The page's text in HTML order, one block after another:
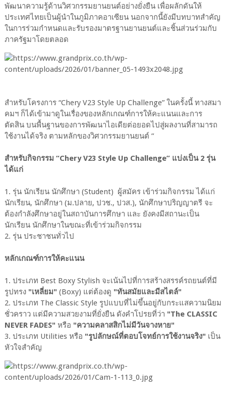
พัฒนาความรู้ด้านวิศวกรรมยานยนต์อย่างยั่งยืน เพื่อผลักดันให้
ประเทศไทยเป็นผู้นำในภูมิภาคอาเซียน นอกจากนี้ยังมีบทบาทสำคัญ
ในการร่วมกำหนดและรับรองมาตรฐานยานยนต์และชิ้นส่วนร่วมกับ
ภาครัฐมาโดยตลอด
สำหรับโครงการ “Chery V23 Style Up Challenge” ในครั้งนี้ ทางสมา
คมฯ ก็ได้เข้ามาดูในเรื่องของหลักเกณฑ์การให้คะแนนและการ
ตัดสิน บนพื้นฐานของการพัฒนาไอเดียต่อยอดไปสู่ผลงานที่สามารถ
ใช้งานได้จริง ตามหลักของวิศวกรรมยานยนต์ ”
สำหรับกิจกรรม “Chery V23 Style Up Challenge” แบ่งเป็น 2 รุ่น
ได้แก่
1. รุ่น นักเรียน นักศึกษา (Student) ผู้สมัคร เข้าร่วมกิจกรรม ได้แก่
นักเรียน, นักศึกษา (ม.ปลาย, ปวช., ปวส.), นักศึกษาปริญญาตรี จะ
ต้องกำลังศึกษาอยู่ในสถาบันการศึกษา และ ยังคงมีสถานะเป็น
นักเรียน นักศึกษาในขณะที่เข้าร่วมกิจกรรม
2. รุ่น ประชาชนทั่วไป
หลักเกณฑ์การให้คะแนน
1. ประเภท Best Boxy Stylish จะเน้นไปที่การสร้างสรรค์รถยนต์ที่มี
รูปทรง "เหลี่ยม" (Boxy) แต่ต้องดู "ทันสมัยและมีสไตล์"
2. ประเภท The Classic Style รูปแบบที่ไม่ขึ้นอยู่กับกระแสความนิยม
ชั่วคราว แต่มีความสวยงามที่ยั่งยืน ดังคำโปรยที่ว่า "The CLASSIC
NEVER FADES" หรือ "ความคลาสสิกไม่มีวันจางหาย"
3. ประเภท Utilities หรือ "รูปลักษณ์ที่ตอบโจทย์การใช้งานจริง" เป็น
หัวใจสำคัญ